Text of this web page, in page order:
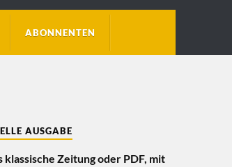
ABONNENTEN
AUSGABE
klassische Zeitung oder PDF, mit